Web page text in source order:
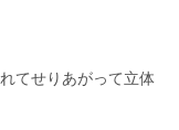
てせりあがって立体